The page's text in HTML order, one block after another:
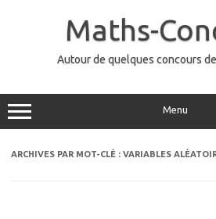
Maths-
Autour de quelques concours
Menu
ARCHIVES PAR MOT-CLÉ : VARIABLES